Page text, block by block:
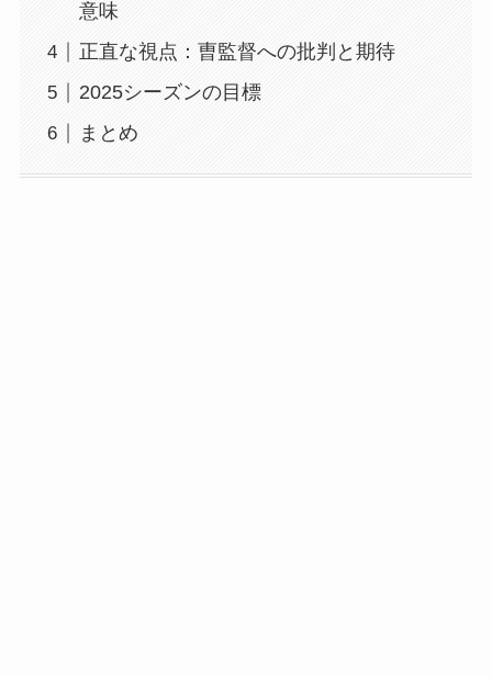
意味
正直な視点：曺監督への批判と期待
2025シーズンの目標
まとめ